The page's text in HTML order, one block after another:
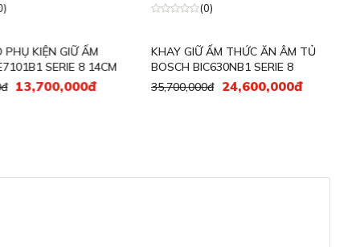
KIỆN GIỮ ẤM
SERIE 8 14CM
13,700,000đ
(0)
KHAY GIỮ ẤM THỨC ĂN ÂM TỦ
BOSCH BIC630NB1 SERIE 8
35,700,000đ 24,600,000đ